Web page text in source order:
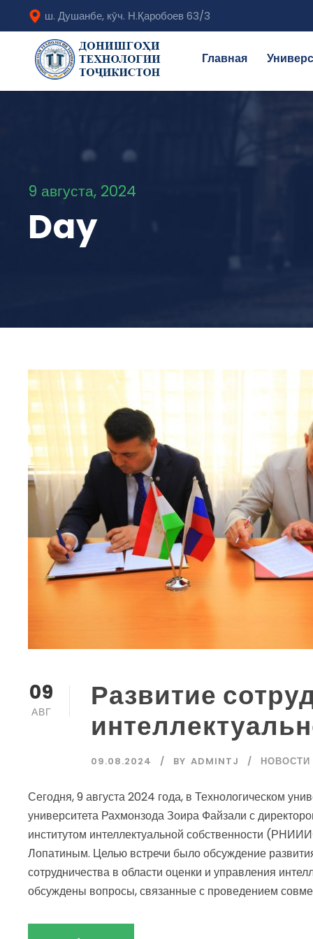
ш. Душанбе, кӯч. Н.Қаробоев 63/3
Главная
9 августа, 2024
Day
09
АВГ
Развитие
09.08.2024 BY ADMINTJ НОВОСТИ
Сегодня, 9 августа 2024 года, в Технологическом
университета Рахмонзода Зоира Файзали с
институтом интеллектуальной собственности
Лопатиным. Целью встречи было обсуждение
сотрудничества в области оценки и управления
обсуждены вопросы, связанные с проведением